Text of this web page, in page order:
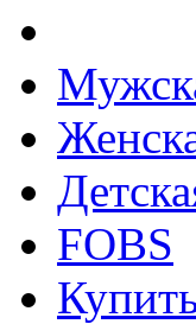
FOBS